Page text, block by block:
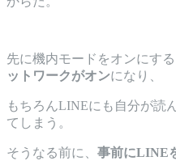
先に機内モードをオンにする
ットワークがオンになり、
もちろんLINEにも自分が読
てしまう。
そうなる前に、 事前にLINE